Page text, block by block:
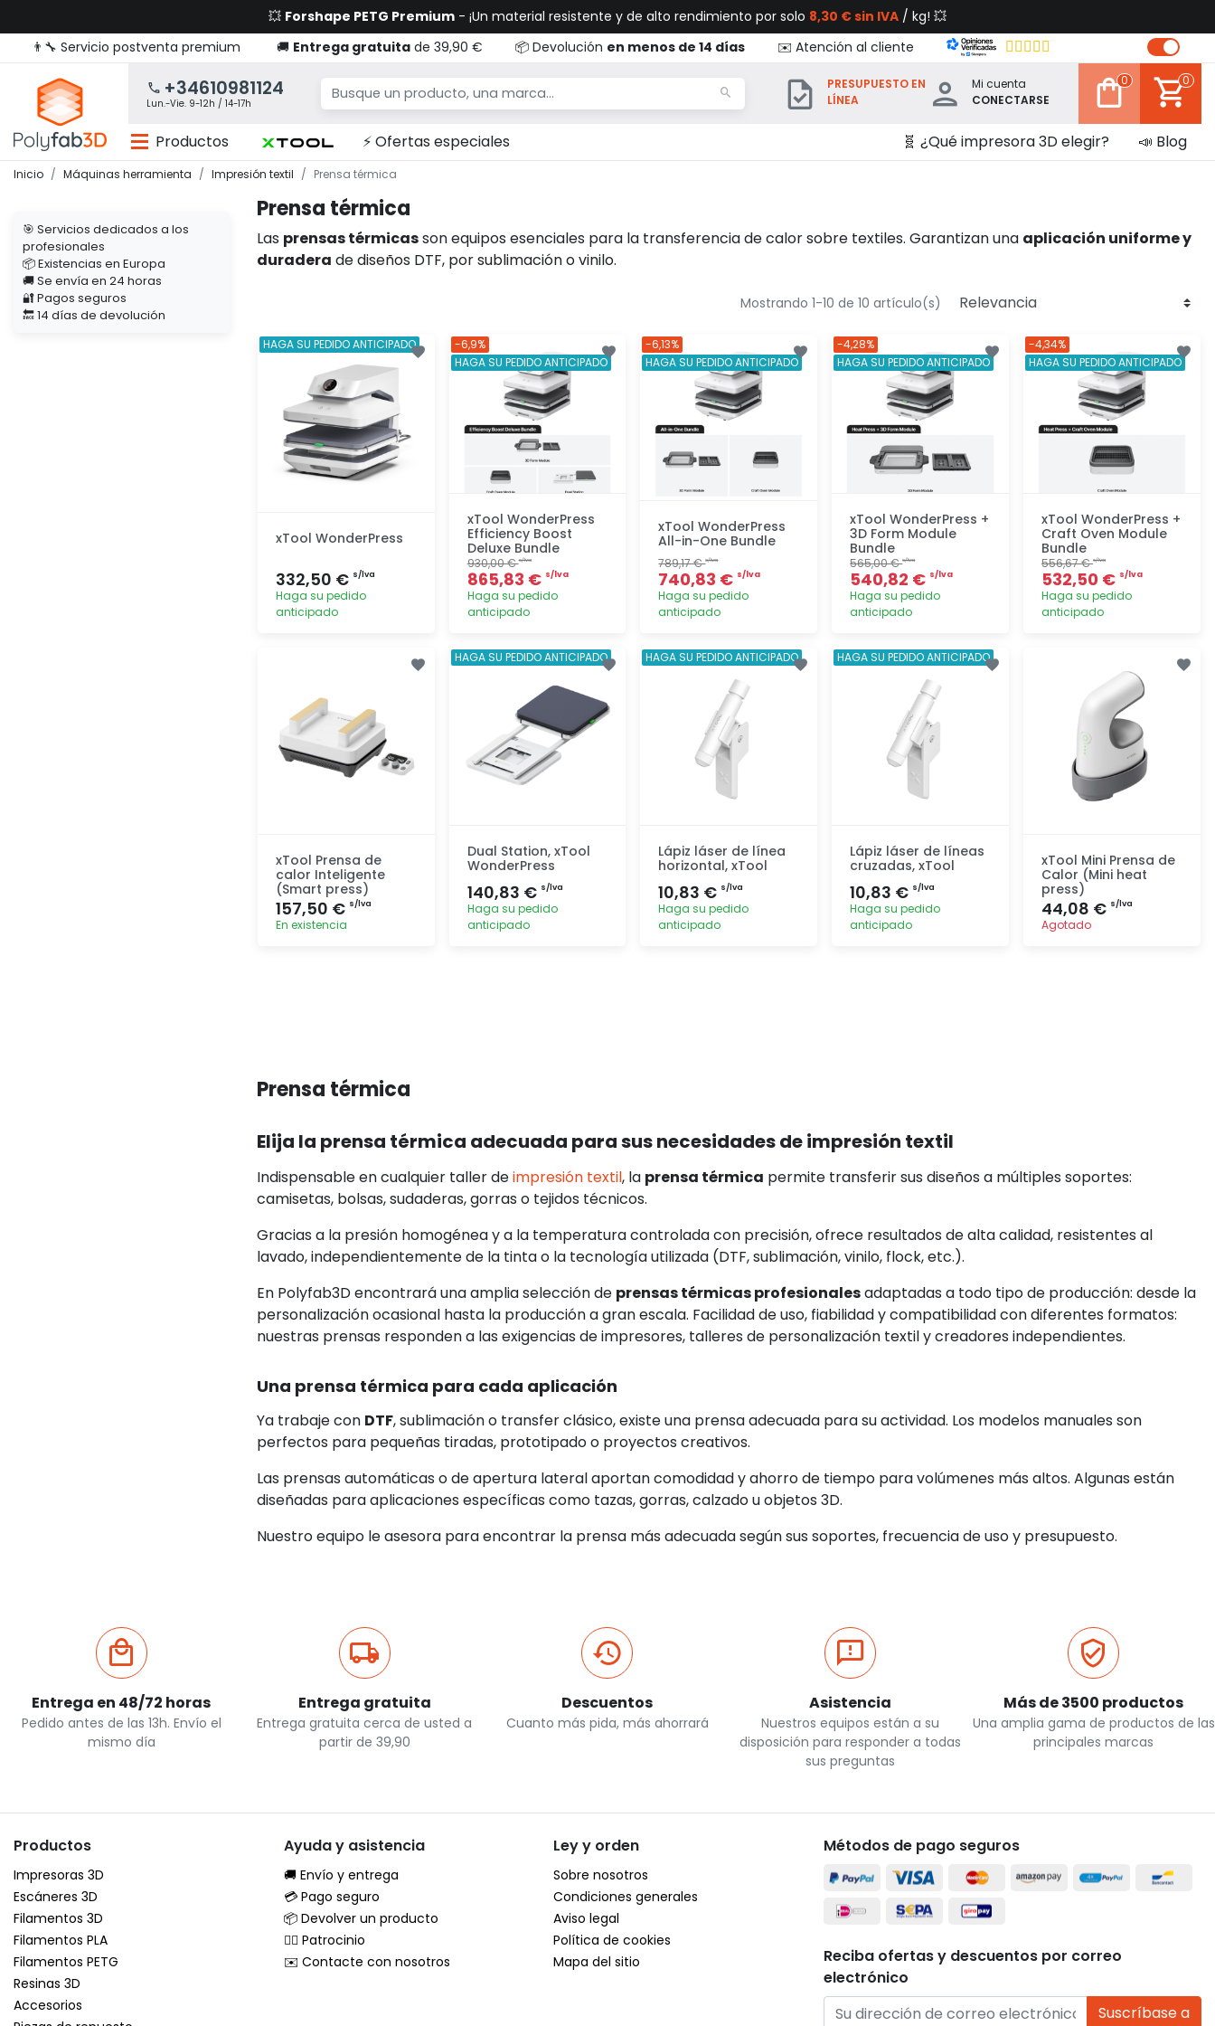
💥 Forshape PETG Premium - ¡Un material resistente y de alto rendimiento por solo 8,30 € sin IVA / kg! 💥
👨‍🔧 Servicio postventa premium
🚚 Entrega gratuita de 39,90 € 📦 Devolución en menos de 14 días ✉️ Atención al cliente
+34610981124
Lun.-Vie. 9-12h / 14-17h
PRESUPUESTO EN
LÍNEA
Mi cuenta
CONECTARSE
0 0
Productos ⚡ Ofertas especiales 🧬 ¿Qué impresora 3D elegir? 📣 Blog
Inicio Máquinas herramienta Impresión textil Prensa térmica
🎯 Servicios dedicados a los
profesionales
📦 Existencias en Europa
🚚 Se envía en 24 horas
🔐 Pagos seguros
🔙 14 días de devolución
Prensa térmica
Las prensas térmicasson equipos esenciales para la transferencia de calor sobre textiles. Garantizan una aplicación uniforme y
duradera de diseños DTF, por sublimación o vinilo.
Mostrando 1-10 de 10 artículo(s)
xTool WonderPress
332,50 € s/lva
Haga su pedido
anticipado
HAGA SU PEDIDO ANTICIPADO
xTool WonderPress
Efficiency Boost
Deluxe Bundle
930,00 €s/lva
865,83 € s/lva
Haga su pedido
anticipado
Agregar
-6,9%
HAGA SU PEDIDO ANTICIPADO
xTool WonderPress
All-in-One Bundle
789,17 €s/lva
740,83 € s/lva
Haga su pedido
anticipado
Agregar
-6,13%
HAGA SU PEDIDO ANTICIPADO
xTool WonderPress +
3D Form Module
Bundle
565,00 €s/lva
540,82 € s/lva
Haga su pedido
anticipado
Agregar
-4,28%
HAGA SU PEDIDO ANTICIPADO
xTool WonderPress +
Craft Oven Module
Bundle
556,67 €s/lva
532,50 € s/lva
Haga su pedido
anticipado
-4,34%
HAGA SU PEDIDO ANTICIPADO
xTool Prensa de
calor Inteligente
(Smart press)
157,50 € s/lva
En existencia
Dual Station, xTool
WonderPress
140,83 € s/lva
Haga su pedido
anticipado
HAGA SU PEDIDO ANTICIPADO
Lápiz láser de línea
horizontal, xTool
10,83 € s/lva
Haga su pedido
anticipado
HAGA SU PEDIDO ANTICIPADO
Lápiz láser de líneas
cruzadas, xTool
10,83 € s/lva
Haga su pedido
anticipado
HAGA SU PEDIDO ANTICIPADO
xTool Mini Prensa de
Calor (Mini heat
press)
44,08 € s/lva
Agotado
Prensa térmica
Elija la prensa térmica adecuada para sus necesidades de impresión textil
Indispensable en cualquier taller deimpresión textil, la prensa térmica permite transferir sus diseños a múltiples soportes:
camisetas, bolsas, sudaderas, gorras o tejidos técnicos.
Gracias a la presión homogénea y a la temperatura controlada con precisión, ofrece resultados de alta calidad, resistentes al
lavado, independientemente de la tinta o la tecnología utilizada (DTF, sublimación, vinilo, flock, etc.).
En Polyfab3D encontrará una amplia selección de prensas térmicas profesionalesadaptadas a todo tipo de producción: desde la
personalización ocasional hasta la producción a gran escala. Facilidad de uso, fiabilidad y compatibilidad con diferentes formatos:
nuestras prensas responden a las exigencias de impresores, talleres de personalización textil y creadores independientes.
Una prensa térmica para cada aplicación
Ya trabaje con DTF, sublimación o transfer clásico, existe una prensa adecuada para su actividad. Los modelos manuales son
perfectos para pequeñas tiradas, prototipado o proyectos creativos.
Las prensas automáticas o de apertura lateral aportan comodidad y ahorro de tiempo para volúmenes más altos. Algunas están
diseñadas para aplicaciones específicas como tazas, gorras, calzado u objetos 3D.
Nuestro equipo le asesora para encontrar la prensa más adecuada según sus soportes, frecuencia de uso y presupuesto.
Entrega en 48/72 horas
Pedido antes de las 13h. Envío el
mismo día
Entrega gratuita
Entrega gratuita cerca de usted a
partir de 39,90
Descuentos
Cuanto más pida, más ahorrará
Asistencia
Nuestros equipos están a su
disposición para responder a todas
sus preguntas
Más de 3500 productos
Una amplia gama de productos de las
principales marcas
Productos
Impresoras 3D
Escáneres 3D
Filamentos 3D
Filamentos PLA
Filamentos PETG
Resinas 3D
Accesorios
Ayuda y asistencia
🚚 Envío y entrega
💳 Pago seguro
📦 Devolver un producto
🦸‍♂️ Patrocinio
✉️ Contacte con nosotros
Ley y orden
Sobre nosotros
Condiciones generales
Aviso legal
Política de cookies
Mapa del sitio
Métodos de pago seguros
Reciba ofertas y descuentos por correo
electrónico
Suscríbase a